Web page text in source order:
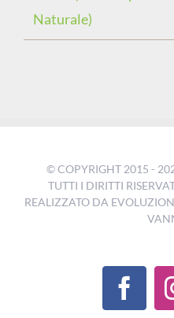
Naturale)
© COPYRIGHT 2015 -
TUTTI I DIRITTI
REALIZZATO DA